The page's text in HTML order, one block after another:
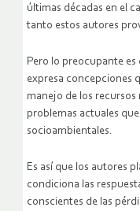
últimas décadas en el
tanto estos autores
Pero lo preocupante
expresa concepciones
manejo de los
problemas actuales
socioambientales.
Es así que los autores
condiciona las
conscientes de las